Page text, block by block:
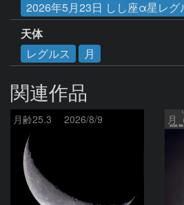
2026年5月23日 しし座α星レグ
天体
レグルス
月
関連作品
月齢25.3 2026/8/9